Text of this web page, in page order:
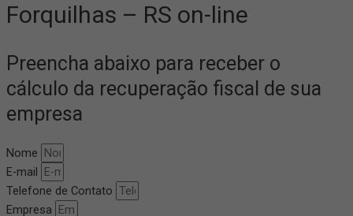
Forquilhas – RS on-line
Preencha abaixo para receber o
cálculo da recuperação fiscal de sua
empresa
Nome
E-mail
Telefone de Contato
Empresa